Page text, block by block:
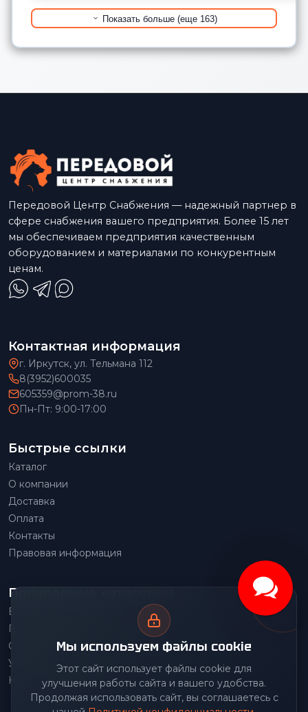
Показать больше (еще 163)
Мы используем файлы cookie
Этот сайт использует файлы cookie для
улучшения работы сайта и вашего удобства.
Продолжая использовать сайт, вы соглашаетесь с
Передовой Центр Снабжения — надежный партнер в
сфере снабжения вашего предприятия. Более 15 лет
мы обеспечиваем предприятия качественным
оборудованием и материалами по конкурентным
ценам.
Контактная информация
г. Иркутск, ул. Тельмана 112
8(3952)600035
605359@prom-38.ru
Пн-Пт: 9:00-17:00
Быстрые ссылки
Каталог
О компании
Доставка
Оплата
Контакты
Правовая информация
Популярные категории
Весовое оборудование
Грузоподъемное оборудование
Складское оборудование
Упаковочное оборудование
Наше производство